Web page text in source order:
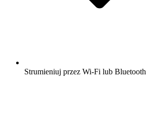
Strumieniuj przez Wi-Fi lub Bluetooth